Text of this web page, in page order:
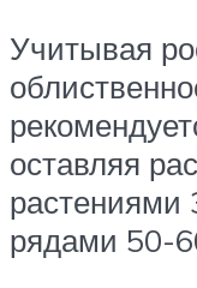
Учитывая
оставляя
рядами 50-